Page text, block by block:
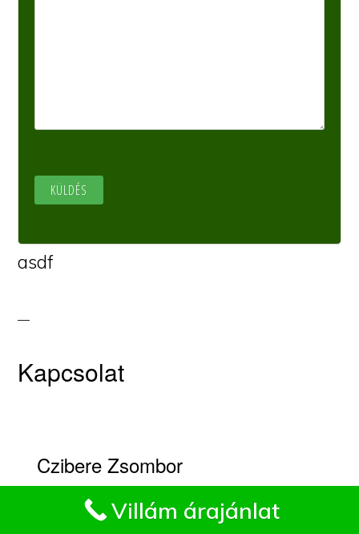
asdf
Kapcsolat
Czibere Zsombor
Fakivágási kapcsolat
Villám árajánlat